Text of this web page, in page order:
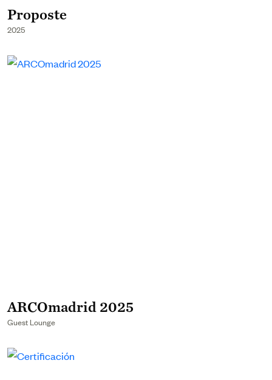
Proposte
2025
ARCOmadrid 2025
Guest Lounge